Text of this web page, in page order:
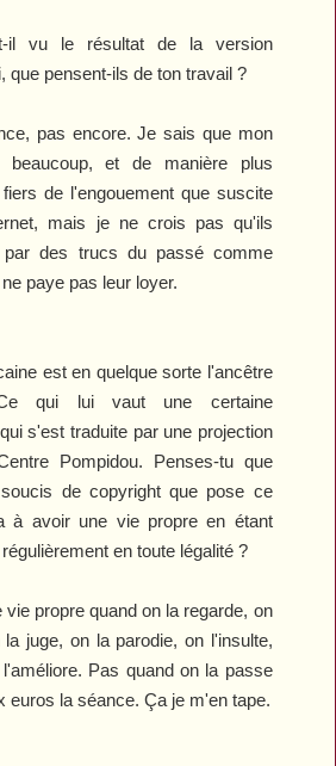
il vu le résultat de la version
que pensent-ils de ton travail ?
pas encore. Je sais que mon
beaucoup, et de manière plus
de l'engouement que suscite
mais je ne crois pas qu'ils
par des trucs du passé comme
paye pas leur loyer.
est en quelque sorte l'ancêtre
qui lui vaut une certaine
s'est traduite par une projection
Pompidou. Penses-tu que
de copyright que pose ce
à avoir une vie propre en étant
en toute légalité ?
propre quand on la regarde, on
juge, on la parodie, on l'insulte,
Pas quand on la passe
euros la séance. Ça je m'en tape.